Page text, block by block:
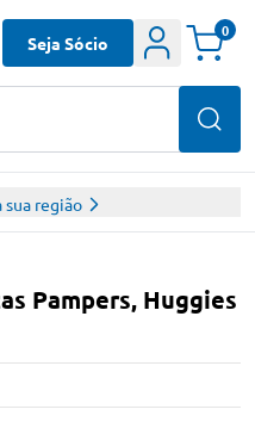
Seja Sócio
0
sua região
Pampers, Huggies